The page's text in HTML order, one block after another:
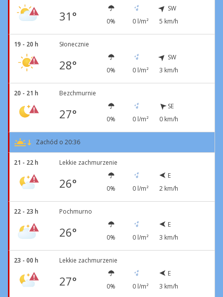
31° 0% 0 l/m²
SW
5 km/h
19 - 20 h Słonecznie
28° 0% 0 l/m²
SW
3 km/h
20 - 21 h Bezchmurnie
27° 0% 0 l/m²
SE
0 km/h
Zachód o 20:36
21 - 22 h Lekkie zachmurzenie
26° 0% 0 l/m²
E
2 km/h
22 - 23 h Pochmurno
26° 0% 0 l/m²
E
3 km/h
23 - 00 h Lekkie zachmurzenie
27° 0% 0 l/m²
E
3 km/h